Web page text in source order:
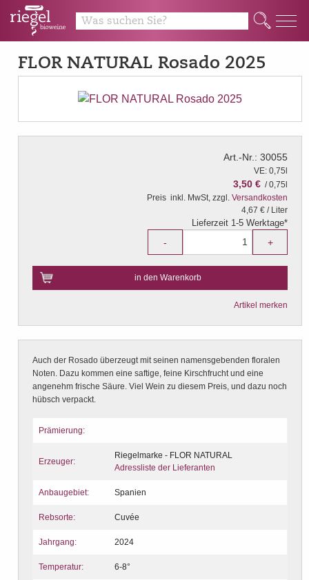
Q
FLOR NATURAL Rosado 2025
Art.-Nr.: 30055
VE: 0,75l
3,50 € / 0,75l
Preis inkl. MwSt, zzgl. Versandkosten
4,67 € / Liter
Lieferzeit 1-5 Werktage*
- +
in den Warenkorb
Artikel merken
Auch der Rosado überzeugt mit seinen namensgebenden floralen
Noten. Dazu kommen eine saftige, feine Kirschfrucht und eine
angenehm frische Säure. Viel Wein zu diesem Preis, und dazu noch
hübsch verpackt.
Prämierung:
Erzeuger:
Riegelmarke - FLOR NATURAL
Adressliste der Lieferanten
Anbaugebiet: Spanien
Rebsorte: Cuvée
Jahrgang: 2024
Temperatur: 6-8°